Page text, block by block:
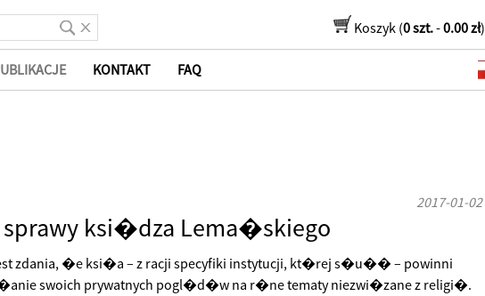
Koszyk (0 szt.-0.00 zł)
KONTAKT FAQ
2017-01-02
sprawy ksi�dza Lema�skiego
zdania, �e ksi�a – z racji specyfiki instytucji, kt�rej s�u�� – powinni
swoich prywatnych pogl�d�w na r�ne tematy niezwi�zane z religi�.